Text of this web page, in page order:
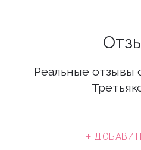
Реальные отзывы
+